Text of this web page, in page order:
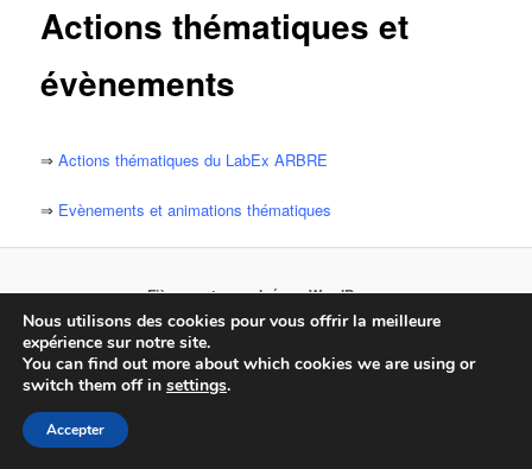
Actions thématiques et
évènements
⇒Actions thématiques du LabEx ARBRE
⇒ Evènements et animations thématiques
Fièrement propulsé par WordPress
Connexion
Nous utilisons des cookies pour vous offrir la meilleure
expérience sur notre site.
You can find out more about which cookies we are using or
switch them off in settings.
Accepter